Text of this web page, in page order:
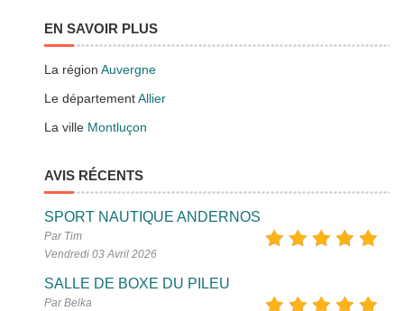
EN SAVOIR PLUS
La régionAuvergne
Le départementAllier
La ville Montluçon
AVIS RÉCENTS
SPORT NAUTIQUE ANDERNOS
Par Tim
Vendredi 03 Avril 2026
SALLE DE BOXE DU PILEU
Par Belka